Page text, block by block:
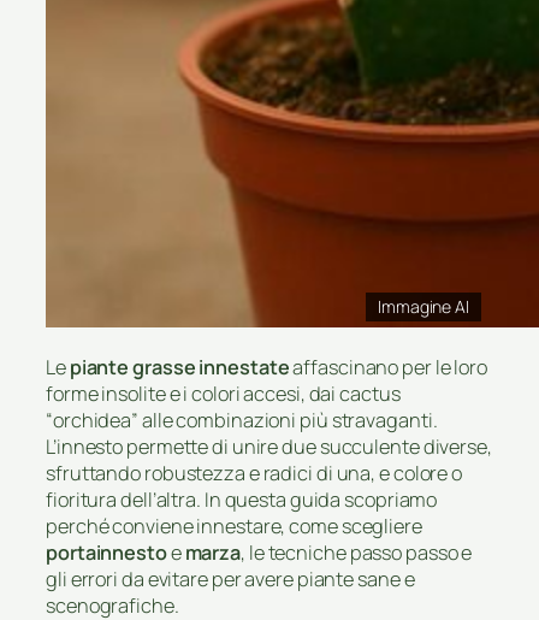
Immagine AI
Lepiante grasse innestateaffascinano per le loro
forme insolite e i colori accesi, dai cactus
“orchidea” alle combinazioni più stravaganti.
L’innesto permette di unire due succulente diverse,
sfruttando robustezza e radici di una, e colore o
fioritura dell’altra. In questa guida scopriamo
perché conviene innestare, come scegliere
portainnestoemarza, le tecniche passo passo e
gli errori da evitare per avere piante sane e
scenografiche.